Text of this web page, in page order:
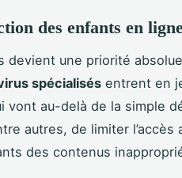
des enfants en
devient une priorité
spécialisés entrent en
au-delà de la simple
autres, de limiter l’accès
des contenus